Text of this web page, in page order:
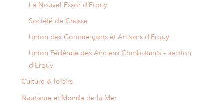
Le Nouvel Essor d’Erquy
Société de Chasse
Union des Commerçants et Artisans d’Erquy
Union Fédérale des Anciens Combattants – section
d’Erquy
Culture & loisirs
Nautisme et Monde de la Mer